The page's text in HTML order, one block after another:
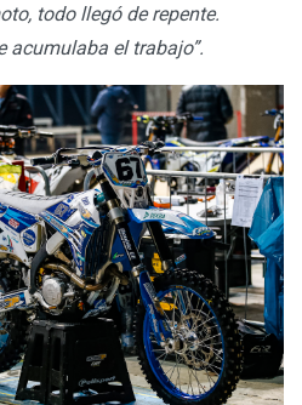
todo llegó de repente.
acumulaba el trabajo”.